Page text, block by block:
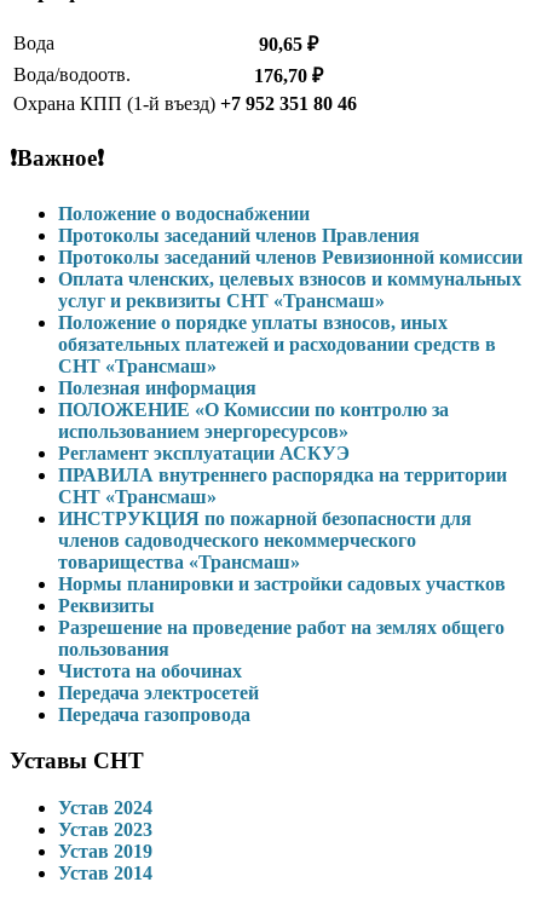
Вода
90,65 ₽
Вода/водоотв.
176,70 ₽
Охрана КПП (1-й въезд) +7 952 351 80 46
❗Важное❗
Положение о водоснабжении
Протоколы заседаний членов Правления
Протоколы заседаний членов Ревизионной комиссии
Оплата членских, целевых взносов и коммунальных
услуг и реквизиты СНТ «Трансмаш»
Положение о порядке уплаты взносов, иных
обязательных платежей и расходовании средств в
СНТ «Трансмаш»
Полезная информация
ПОЛОЖЕНИЕ «О Комиссии по контролю за
использованием энергоресурсов»
Регламент эксплуатации АСКУЭ
ПРАВИЛА внутреннего распорядка на территории
СНТ «Трансмаш»
ИНСТРУКЦИЯ по пожарной безопасности для
членов садоводческого некоммерческого
товарищества «Трансмаш»
Нормы планировки и застройки садовых участков
Реквизиты
Разрешение на проведение работ на землях общего
пользования
Чистота на обочинах
Передача электросетей
Передача газопровода
Уставы СНТ
Устав 2024
Устав 2023
Устав 2019
Устав 2014